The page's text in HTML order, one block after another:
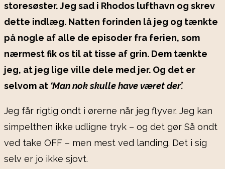
storesøster. Jeg sad i Rhodos lufthavn og skrev
dette indlæg. Natten forinden lå jeg og tænkte
på nogle af alle de episoder fra ferien, som
nærmest fik os til at tisse af grin. Dem tænkte
jeg, at jeg lige ville dele med jer. Og det er
selvom at ‘Man nok skulle have været der’.
Jeg får rigtig ondt i ørerne når jeg flyver. Jeg kan
simpelthen ikke udligne tryk – og det gør Så ondt
ved take OFF – men mest ved landing. Det i sig
selv er jo ikke sjovt.